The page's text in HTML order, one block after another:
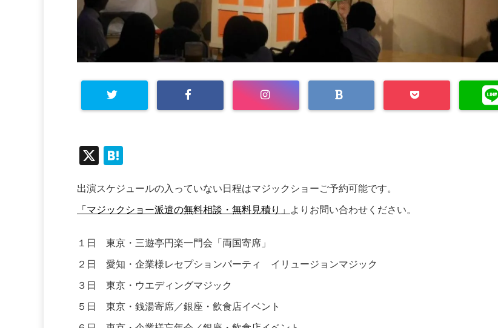
X
e
n
出演スケジュールの入っていない日程はマジックショーご予約可能です。
「マジックショー派遣の無料相談・無料見積り」 よりお問い合わせください。
１日 東京・三遊亭円楽一門会「両国寄席」
２日 愛知・企業様レセプションパーティ イリュージョンマジック
３日 東京・ウエディングマジック
５日 東京・銭湯寄席／銀座・飲食店イベント